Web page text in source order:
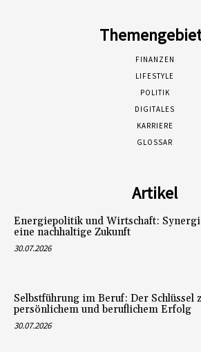
FINANZEN
LIFESTYLE
POLITIK
DIGITALES
KARRIERE
GLOSSAR
Artikel
Energiepolitik und Wirtschaft:
eine nachhaltige Zukunft
30.07.2026
Selbstführung im Beruf: Der Schlüssel
persönlichem und beruflichem Erfolg
30.07.2026